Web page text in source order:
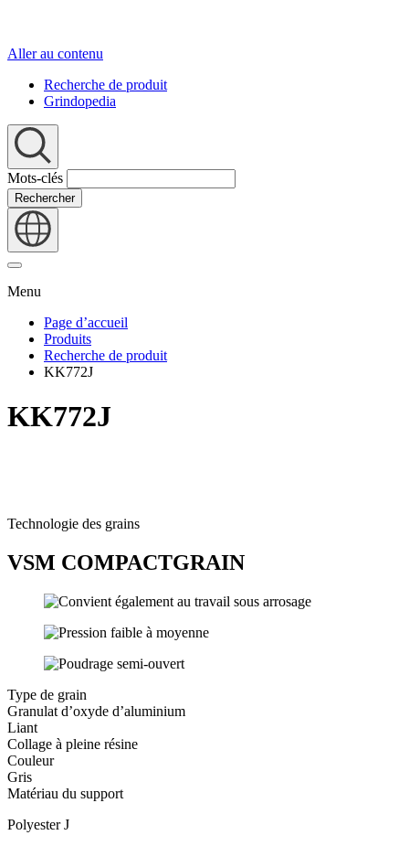
Aller au contenu
Recherche de produit
Grindopedia
Mots-clés
Rechercher
Menu
Page d’accueil
Produits
Recherche de produit
KK772J
KK772J
Technologie des grains
VSM COMPACTGRAIN
Type de grain
Granulat d’oxyde d’aluminium
Liant
Collage à pleine résine
Couleur
Gris
Matériau du support
Polyester J